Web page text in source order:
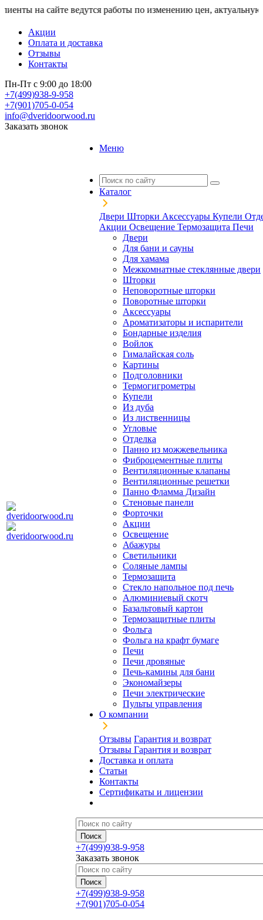
сайте ведутся работы по изменению цен, актуальную
Акции
Оплата и доставка
Отзывы
Контакты
Пн-Пт с 9:00 до 18:00
+7(499)938-9-958
+7(901)705-0-054
info@dveridoorwood.ru
Заказать звонок
Меню
Каталог
Двери Шторки Аксессуары Купели
Акции Освещение Термозащита Печи
Двери
Для бани и сауны
Для хамама
Межкомнатные стеклянные двери
Шторки
Неповоротные шторки
Поворотные шторки
Аксессуары
Ароматизаторы и испарители
Бондарные изделия
Войлок
Гималайская соль
Картины
Подголовники
Термогигрометры
Купели
Из дуба
Из лиственницы
Угловые
Отделка
Панно из можжевельника
Фиброцементные плиты
Вентиляционные клапаны
Вентиляционные решетки
Панно Фламма Дизайн
Стеновые панели
Форточки
Акции
Освещение
Абажуры
Светильники
Соляные лампы
Термозащита
Стекло напольное под печь
Алюминиевый скотч
Базальтовый картон
Термозащитные плиты
Фольга
Фольга на крафт бумаге
Печи
Печи дровяные
Печь-камины для бани
Экономайзеры
Печи электрические
Пульты управления
О компании
Отзывы Гарантия и возврат
Отзывы Гарантия и возврат
Доставка и оплата
Статьи
Контакты
Сертификаты и лицензии
+7(499)938-9-958
Заказать звонок
+7(499)938-9-958
+7(901)705-0-054